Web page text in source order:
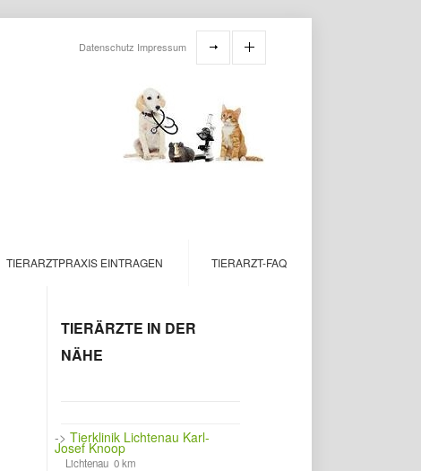
Datenschutz Impressum
TIERARZTPRAXIS EINTRAGEN TIERARZT-FAQ
TIERÄRZTE IN DER
NÄHE
->Tierklinik Lichtenau Karl-
Josef Knoop
Lichtenau 0 km